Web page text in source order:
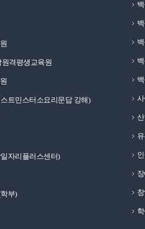
격평생교육원
트민스터소요리문답 강해)
자리플러스센터)
부)